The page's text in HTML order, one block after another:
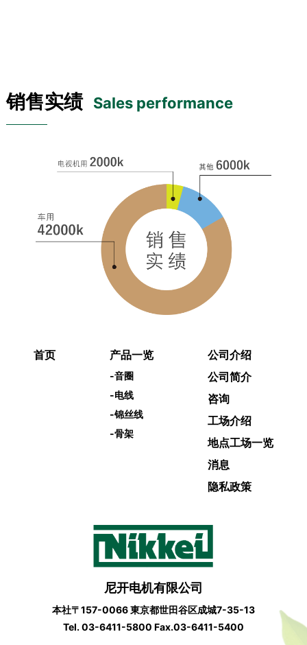
销售实绩 Sales performance
尼开电机有限公司
本社〒157-0066 東京都世⽥⾕区成城7-35-13
Tel.03-6411-5800 Fax.03-6411-5400
首页 产品一览
-音圈
-电线
-锦丝线
-骨架
公司介绍
公司简介
咨询
工场介绍
地点工场一览
消息
隐私政策